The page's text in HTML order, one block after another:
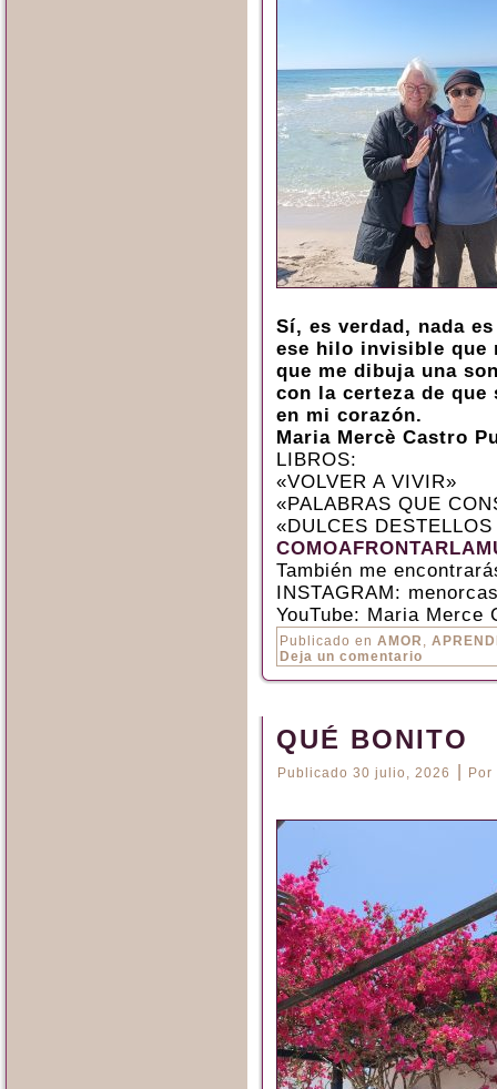
Sí, es verdad, nada
ese hilo invisible que
que me dibuja una
con la certeza de que
en mi corazón.
Maria Mercè Castro
LIBROS:
«VOLVER A VIVIR»
«PALABRAS QUE
«DULCES
También me
INSTAGRAM:
YouTube: Maria Merce
Publicado en AMOR ,
Deja un comentario
QUÉ BONITO
Publicado 30 julio, 2026 Por